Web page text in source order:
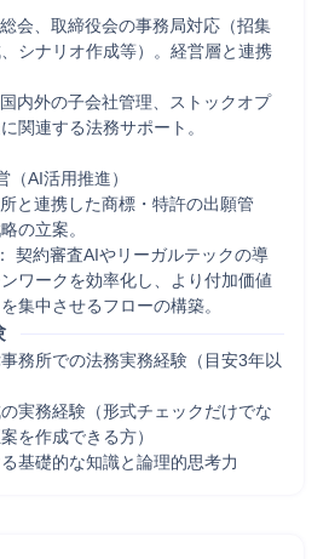
会、取締役会の事務局対応（招集
シナリオ作成等）。経営層と連携
内外の子会社管理、ストックオプ
関連する法務サポート。
AI活用推進）
と連携した商標・特許の出願管
の立案。
契約審査AIやリーガルテックの導
ワークを効率化し、より付加価値
務所での法務実務経験（目安3年以
実務経験（形式チェックだけでな
を作成できる方）
基礎的な知識と論理的思考力